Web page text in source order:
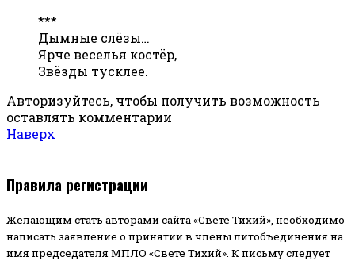
***
Дымные слёзы…
Ярче веселья костёр,
Звёзды тусклее.
Авторизуйтесь, чтобы получить возможность
оставлять комментарии
Наверх
Правила регистрации
Желающим стать авторами сайта «Свете Тихий», необходимо
написать заявление о принятии в члены литобъединения на
имя председателя МПЛО «Свете Тихий». К письму следует